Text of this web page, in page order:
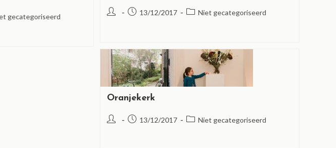
gecategoriseerd 13/12/2017 Niet gecategoriseerd
Oranjekerk
13/12/2017 Niet gecategoriseerd